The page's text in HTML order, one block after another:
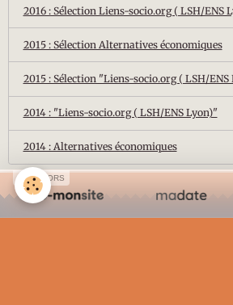
2016 : Sélection Liens-socio.org ( LSH/ENS
2015 : Sélection Alternatives économiques
2015 : Sélection "Liens-socio.org ( LSH/ENS
2014 : "Liens-socio.org ( LSH/ENS Lyon)"
2014 : Alternatives économiques
SPONSORS